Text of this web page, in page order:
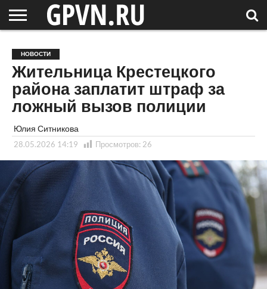
ОБЛАСТЬ
НОВОСТИ
СОСЕДЕЙ
РОССИЯ
/ МИР
СПЕЦПРОЕКТЫ
БЛОГ
СТАТЬИ
ФОТОРЕПОРТАЖИ
ИНТЕРВЬЮ
ОБЪЕКТЫ
ПОДБОРКИ
НОВОСТИ
Жительница Крестецкого
района заплатит штраф за
ложный вызов полиции
Юлия Ситникова
28.05.2026 14:19 Просмотров: 26